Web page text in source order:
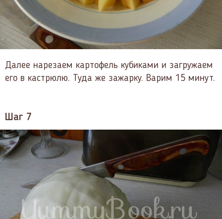
Далее нарезаем картофель кубиками и загружаем
его в кастрюлю. Туда же зажарку. Варим 15 минут.
Шаг 7